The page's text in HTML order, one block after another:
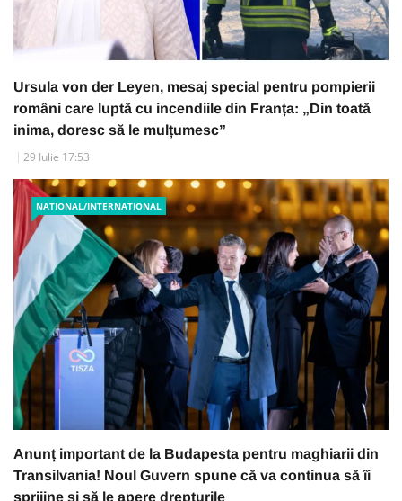
Ursula von der Leyen, mesaj special pentru pompierii
români care luptă cu incendiile din Franța: „Din toată
inima, doresc să le mulțumesc”
29 Iulie 17:53
NATIONAL/INTERNATIONAL
Anunț important de la Budapesta pentru maghiarii din
Transilvania! Noul Guvern spune că va continua să îi
sprijine și să le apere drepturile